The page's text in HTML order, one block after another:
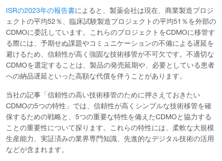
ISRの2023年の報告書によると、製薬会社は現在、商業製造プロジ
ェクトの平均52％、臨床試験製造プロジェクトの平均51％を外部の
CDMOに委託しています。これらのプロジェクトをCDMOに移管す
る際には、予期せぬ課題やコミュニケーションの不備による遅延を
避けるため、信頼性が高く強固な技術移管が不可欠です。不適切な
CDMOを選定することは、製品の発売延期や、必要としている患者
への納品遅延といった高額な代償を伴うことがあります。
当社の記事「信頼性の高い技術移管のために押さえておきたい
CDMOの5つの特性」では、信頼性が高くシンプルな技術移管を確
保するための戦略と、5つの重要な特性を備えたCDMOと協力する
ことの重要性について探ります。これらの特性には、柔軟な大規模
生産能力、実証済みの業界専門知識、先進的なデジタル技術の活用
などが含まれます。